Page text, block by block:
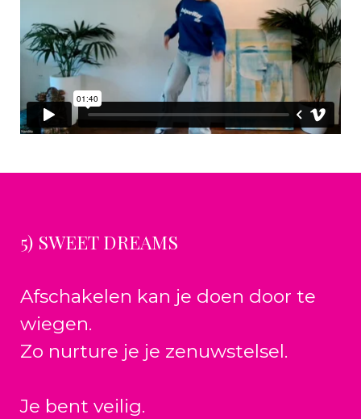
5) SWEET DREAMS
Afschakelen kan je doen door te
wiegen.
Zo nurture je je zenuwstelsel.
Je bent veilig.